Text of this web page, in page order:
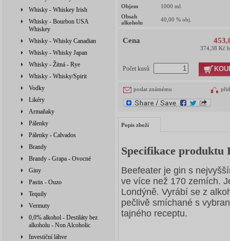
Whisky - Whiskey Irish
Whisky - Bourbon USA
Whiskey
Whisky - Whisky Canadian
Whisky - Whisky Japan
Whisky - Žitná - Rye
Whisky - Whisky/Spirit
Vodky
Likéry
Armaňaky
Pálenky
Pálenky - Calvados
Brandy
Brandy - Grapa - Ovocné
Giny
Pastis - Ouzo
Tequily
Vermuty
0,0% alkohol - Destiláty bez
alkoholu - Non Alcoholic
Investiční láhve
Objem 1000 ml.
Obsah
alkoholu
40,00 % obj.
Cena
374,38 Kč
Počet kusů
poslat známému
Popis zboží
Specifikace produktu
Beefeater je gin s
ve více než 170 zemích.
Londýně. Vyrábí se z
pečlivě smíchané s
tajného receptu.